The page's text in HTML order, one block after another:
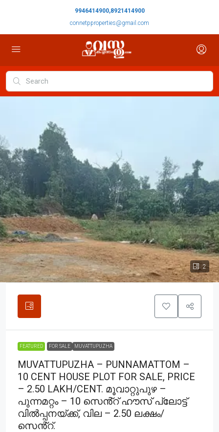
9946414900,8921414900
connetpproperties@gmail.com
2
FEATURED FOR SALE MUVATTUPUZHA
MUVATTUPUZHA – PUNNAMATTOM –
10 CENT HOUSE PLOT FOR SALE, PRICE
– 2.50 LAKH/CENT. മൂവാറ്റുപുഴ –
പുന്നമറ്റം – 10 സെൻ്റ് ഹൗസ് പ്ലോട്ട്
വിൽപ്പനയ്ക്ക്, വില – 2.50 ലക്ഷം/
സെൻ്റ്.